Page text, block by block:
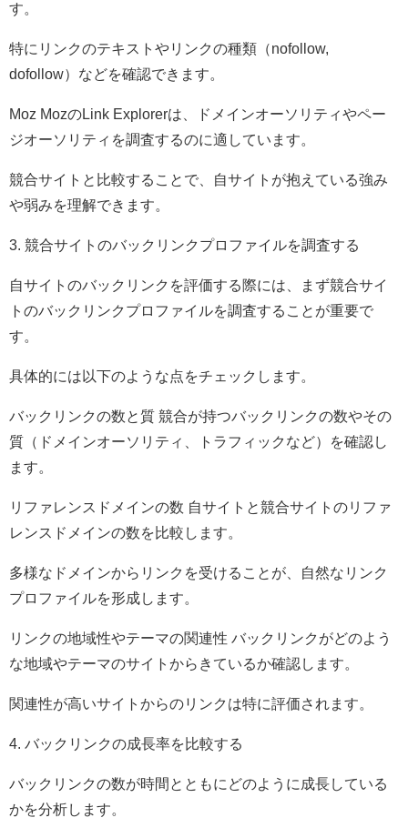
す。
特にリンクのテキストやリンクの種類（nofollow,
dofollow）などを確認できます。
Moz MozのLink Explorerは、ドメインオーソリティやペー
ジオーソリティを調査するのに適しています。
競合サイトと比較することで、自サイトが抱えている強み
や弱みを理解できます。
3. 競合サイトのバックリンクプロファイルを調査する
自サイトのバックリンクを評価する際には、まず競合サイ
トのバックリンクプロファイルを調査することが重要で
す。
具体的には以下のような点をチェックします。
バックリンクの数と質 競合が持つバックリンクの数やその
質（ドメインオーソリティ、トラフィックなど）を確認し
ます。
リファレンスドメインの数 自サイトと競合サイトのリファ
レンスドメインの数を比較します。
多様なドメインからリンクを受けることが、自然なリンク
プロファイルを形成します。
リンクの地域性やテーマの関連性 バックリンクがどのよう
な地域やテーマのサイトからきているか確認します。
関連性が高いサイトからのリンクは特に評価されます。
4. バックリンクの成長率を比較する
バックリンクの数が時間とともにどのように成長している
かを分析します。